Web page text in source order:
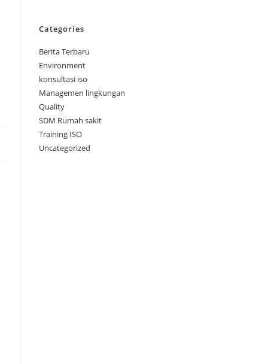
Categories
Berita Terbaru
Environment
konsultasi iso
Managemen lingkungan
Quality
SDM Rumah sakit
Training ISO
Uncategorized